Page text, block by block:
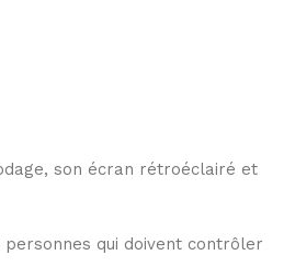
son écran rétroéclairé et
qui doivent contrôler